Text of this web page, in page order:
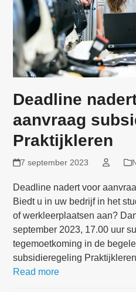
Deadline
aanvraag
Praktijkleren
7 september 2023
Deadline nadert voor
Biedt u in uw bedrijf in het
of werkleerplaatsen aan?
september 2023, 17.00 uur
tegemoetkoming in de
subsidieregeling
Read more